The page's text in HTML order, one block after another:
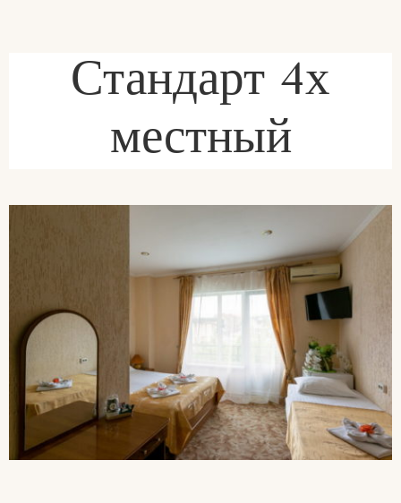
Стандарт 4х
местный